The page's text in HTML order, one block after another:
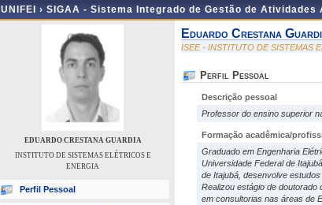
UNIFEI › SIGAA - Sistema Integrado de Gestão de Atividades
EDUARDO CRESTANA GUARDIA
INSTITUTO DE SISTEMAS ELÉTRICOS E
ENERGIA
Perfil Pessoal
Eduardo Crestana
ISEE - INSTITUTO DE SISTEMAS
Perfil Pessoal
Descrição pessoal
Professor do ensino superior
Formação acadêmica/
Graduado em Engenharia
Universidade Federal de
de Itajubá, desenvolve
Realizou estágio de doutorado
em consultorias nas áreas de